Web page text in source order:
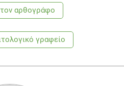
"Calcium supplementation
and changes in biochemical
trial." J Clin Endocrinol Metab
αρθογράφο
γραφείο